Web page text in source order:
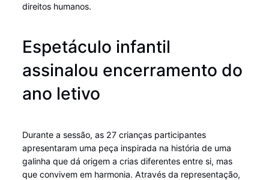
direitos humanos.
Espetáculo infantil
assinalou encerramento do
ano letivo
Durante a sessão, as 27 crianças participantes
apresentaram uma peça inspirada na história de uma
galinha que dá origem a crias diferentes entre si, mas
que convivem em harmonia. Através da representação,